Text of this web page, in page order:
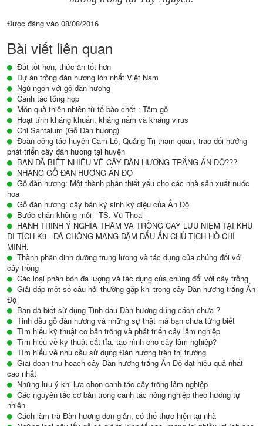
Được đăng vào 08/08/2016
Bài viết liên quan
Đất tốt hơn, thức ăn tốt hơn
Dự án trồng đàn hương lớn nhất Việt Nam
Ngủ ngon với gỗ đàn hương
Canh tác tổng hợp
Món quà thiên nhiên từ tế bào chết : Tâm gỗ
Hoạt tính kháng khuẩn, kháng nấm và kháng virus
Chi Santalum (Gỗ Đàn hương)
Đoàn công tác huyện Cam Lộ, Quảng Trị tham quan, trao đổi hướng
phát triển cây đàn hương tại huyện
BẠN ĐÃ BIẾT NHIỀU VỀ CÂY ĐÀN HƯƠNG TRẮNG ẤN ĐỘ???
NHANG GỖ ĐÀN HƯƠNG ẤN ĐỘ
Gỗ đàn hương: Một thành phần thiết yếu cho các nhà sản xuất nước
hoa
Gỗ đàn hương: cây bán ký sinh kỳ diệu của Ấn Độ
Bước chân không mỏi - TS. Vũ Thoại
HÀNH TRÌNH Ý NGHĨA THĂM VÀ TRỒNG CÂY LƯU NIỆM TẠI KHU
DI TÍCH K9 - ĐÁ CHÔNG MANG ĐẬM DẤU ẤN CHỦ TỊCH HỒ CHÍ
MINH.
Thành phần dinh dưỡng trung lượng và tác dụng của chúng đối với
cây trồng
Các loại phân bón đa lượng và tác dụng của chúng đối với cây trồng
Giải đáp một số câu hỏi thường gặp khi trồng cây Đàn hương trắng Ấn
Độ
Bạn đã biết sử dụng Tinh dầu Đàn hương đúng cách chưa ?
Tinh dầu gỗ đàn hương và những sự thật mà bạn chưa từng biết
Tìm hiểu kỹ thuật cơ bản trồng và phát triển cây lâm nghiệp
Tìm hiểu về kỹ thuật cắt tỉa, tạo hình cho cây lâm nghiệp?
Tìm hiểu về nhu cầu sử dụng Đàn hương trên thị trường
Giai đoạn thu hoạch cây Đàn hương trắng Ấn Độ đạt hiệu quả nhất
cao nhất
Những lưu ý khi lựa chọn canh tác cây trồng lâm nghiệp
Các nguyên tắc cơ bản trong canh tác nông nghiệp theo hướng tự
nhiên
Cách làm trà Đàn hương đơn giản, có thể thực hiện tại nhà